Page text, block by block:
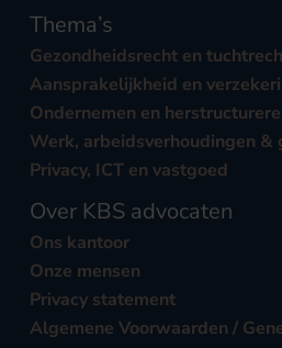
Thema’s
Gezondheidsrecht en
Aansprakelijkheid en
Ondernemen en
Werk, arbeidsverhoudingen &
Privacy, ICT en vastgoed
Over KBS advocaten
Ons kantoor
Onze mensen
Privacy statement
Algemene Voorwaarden /